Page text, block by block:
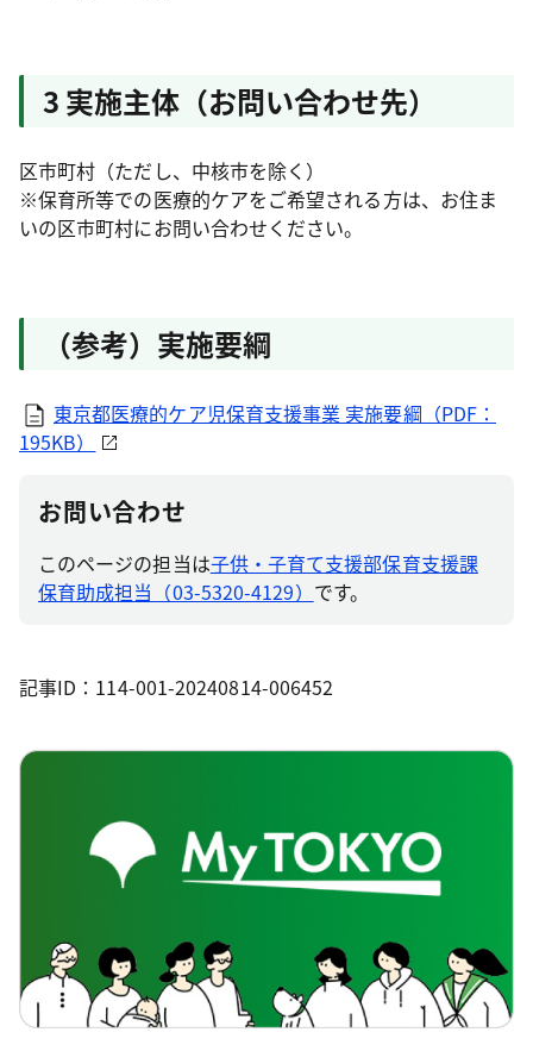
3 実施主体（お問い合わせ先）
区市町村（ただし、中核市を除く）
※保育所等での医療的ケアをご希望される方は、お住ま
いの区市町村にお問い合わせください。
（参考）実施要綱
東京都医療的ケア児保育支援事業 実施要綱（PDF：
195KB）
お問い合わせ
このページの担当は子供・子育て支援部保育支援課
保育助成担当（03-5320-4129） です。
記事ID：114-001-20240814-006452